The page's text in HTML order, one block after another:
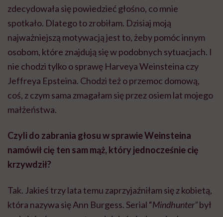
zdecydowała się powiedzieć głośno, co mnie
spotkało. Dlatego to zrobiłam. Dzisiaj moją
najważniejszą motywacją jest to, żeby pomóc innym
osobom, które znajdują się w podobnych sytuacjach. I
nie chodzi tylko o sprawę Harveya Weinsteina czy
Jeffreya Epsteina. Chodzi też o przemoc domową,
coś, z czym sama zmagałam się przez osiem lat mojego
małżeństwa.
Czyli do zabrania głosu w sprawie Weinsteina
namówił cię ten sam mąż, który jednocześnie cię
krzywdził?
Tak. Jakieś trzy lata temu zaprzyjaźniłam się z kobietą,
która nazywa się Ann Burgess. Serial “Mindhunter”był